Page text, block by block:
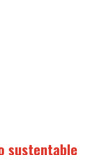
sustentable